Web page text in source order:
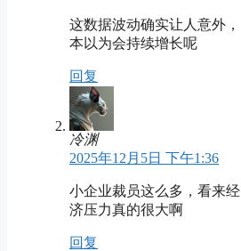
这数据波动确实让人意外，
本以为会持续增长呢
回复
冷渊
2025年12月5日 下午1:36
小企业裁员这么多，看来经
济压力真的很大啊
回复